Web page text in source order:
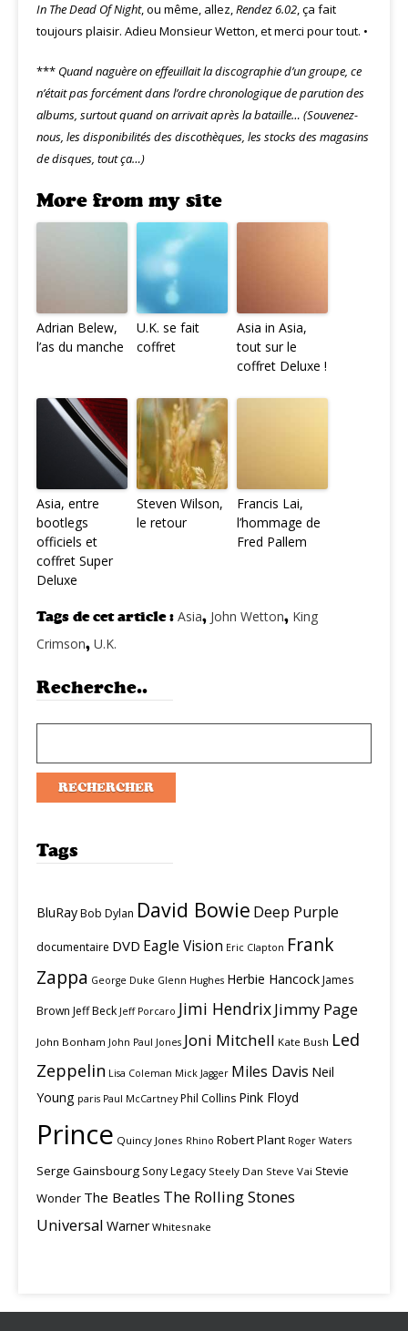
In The Dead Of Night, ou même, allez,Rendez 6.02, ça fait
toujours plaisir. Adieu Monsieur Wetton, et merci pour tout. •
*** Quand naguère on effeuillait la discographie d’un groupe, ce
n’était pas forcément dans l’ordre chronologique de parution des
albums, surtout quand on arrivait après la bataille… (Souvenez-
nous, les disponibilités des discothèques, les stocks des magasins
de disques, tout ça…)
More from my site
Adrian Belew,
l’as du manche
U.K. se fait
coffret
Asia in Asia,
tout sur le
coffret Deluxe !
Asia, entre
bootlegs
officiels et
coffret Super
Deluxe
Steven Wilson,
le retour
Francis Lai,
l’hommage de
Fred Pallem
Tags de cet article : Asia, John Wetton, King
Crimson, U.K.
Recherche..
Tags
BluRayBob Dylan David Bowie Deep Purple
documentaire DVD Eagle Vision Eric Clapton Frank
Zappa George Duke Glenn Hughes Herbie HancockJames
Brown Jeff Beck Jeff Porcaro Jimi HendrixJimmy Page
John Bonham John Paul Jones Joni Mitchell Kate Bush Led
Zeppelin Lisa Coleman Mick Jagger Miles Davis Neil
Young paris Paul McCartney Phil Collins Pink Floyd
Prince Quincy Jones Rhino Robert Plant Roger Waters
Serge Gainsbourg Sony Legacy Steely Dan Steve Vai Stevie
Wonder The Beatles The Rolling Stones
Universal Warner Whitesnake